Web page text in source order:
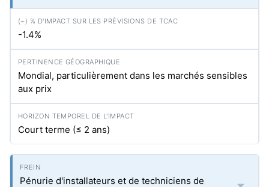
-1.4%
Mondial, particulièrement dans les marchés sensibles
aux prix
Court terme (≤ 2 ans)
Pénurie d'installateurs et de techniciens de